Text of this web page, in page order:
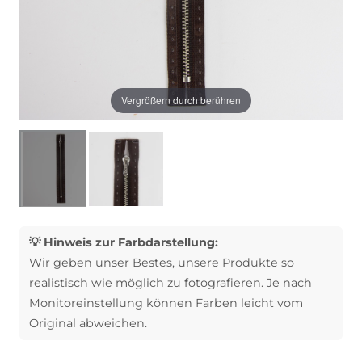
Vergrößern durch berühren
💡 Hinweis zur Farbdarstellung:
Wir geben unser Bestes, unsere Produkte so
realistisch wie möglich zu fotografieren. Je nach
Monitoreinstellung können Farben leicht vom
Original abweichen.